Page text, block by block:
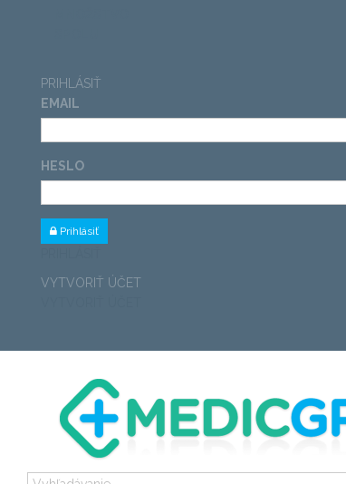
PRIHLÁSIŤ
EMAIL
HESLO
Prihlásiť
VYTVORIŤ ÚČET